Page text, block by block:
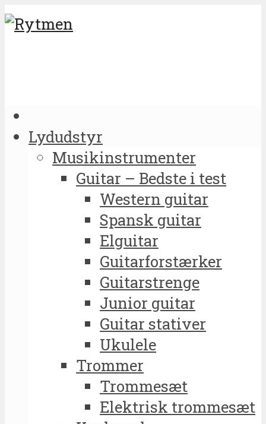
Lydudstyr
Musikinstrumenter
Guitar – Bedste i test
Western guitar
Spansk guitar
Elguitar
Guitarforstærker
Guitarstrenge
Junior guitar
Guitar stativer
Ukulele
Trommer
Trommesæt
Elektrisk trommesæt